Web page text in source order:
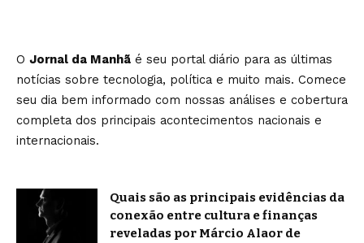
O Jornal da Manhã é seu portal diário para as últimas
notícias sobre tecnologia, política e muito mais. Comece
seu dia bem informado com nossas análises e cobertura
completa dos principais acontecimentos nacionais e
internacionais.
Quais são as principais evidências da
conexão entre cultura e finanças
reveladas por Márcio Alaor de